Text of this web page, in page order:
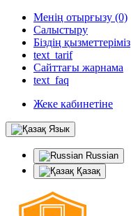
Менің отырғызу (0)
Салыстыру
Біздің қызметтеріміз
text_tarif
Сайттағы жарнама
text_faq
Жеке кабинетіне
Язык
Russian
Қазақ